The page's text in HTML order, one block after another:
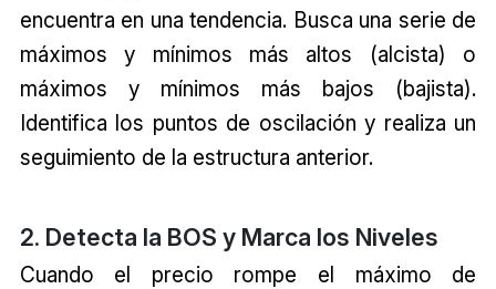
encuentra en una tendencia. Busca una serie de
máximos y mínimos más altos (alcista) o
máximos y mínimos más bajos (bajista).
Identifica los puntos de oscilación y realiza un
seguimiento de la estructura anterior.
2. Detecta la BOS y Marca los Niveles
Cuando el precio rompe el máximo de